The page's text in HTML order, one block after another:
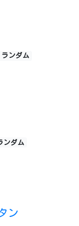
ランダム
ンダム
ン